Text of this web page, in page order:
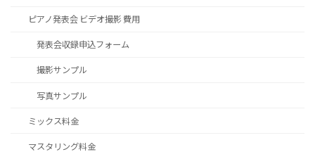
ピアノ発表会 ビデオ撮影 費用
発表会収録申込フォーム
撮影サンプル
写真サンプル
ミックス料金
マスタリング料金